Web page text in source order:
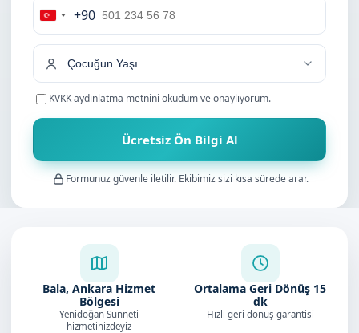
Turkey
+90
+90
KVKK aydınlatma metnini okudum ve onaylıyorum.
Ücretsiz Ön Bilgi Al
Formunuz güvenle iletilir. Ekibimiz sizi kısa sürede arar.
Bala, Ankara Hizmet
Bölgesi
Yenidoğan Sünneti
hizmetinizdeyiz
Ortalama Geri Dönüş 15
dk
Hızlı geri dönüş garantisi